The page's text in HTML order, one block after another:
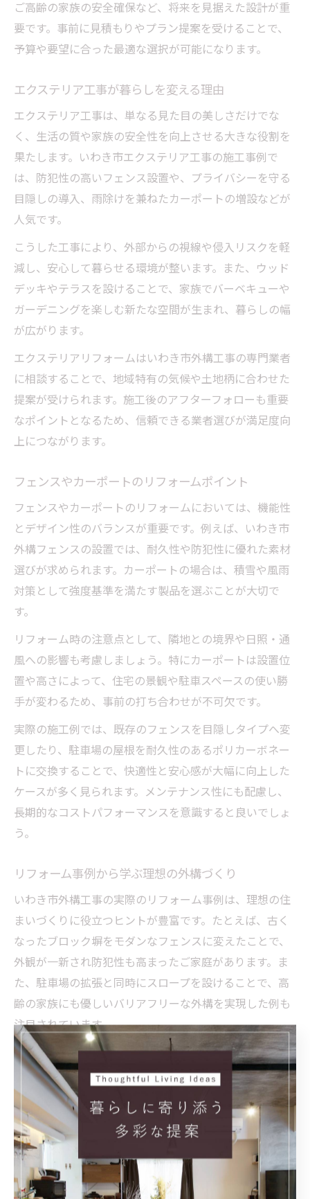
ご高齢の家族の安全確保など、将来を見据えた設計が重
要です。事前に見積もりやプラン提案を受けることで、
予算や要望に合った最適な選択が可能になります。
エクステリア工事が暮らしを変える理由
エクステリア工事は、単なる見た目の美しさだけでな
く、生活の質や家族の安全性を向上させる大きな役割を
果たします。いわき市エクステリア工事の施工事例で
は、防犯性の高いフェンス設置や、プライバシーを守る
目隠しの導入、雨除けを兼ねたカーポートの増設などが
人気です。
こうした工事により、外部からの視線や侵入リスクを軽
減し、安心して暮らせる環境が整います。また、ウッド
デッキやテラスを設けることで、家族でバーベキューや
ガーデニングを楽しむ新たな空間が生まれ、暮らしの幅
が広がります。
エクステリアリフォームはいわき市外構工事の専門業者
に相談することで、地域特有の気候や土地柄に合わせた
提案が受けられます。施工後のアフターフォローも重要
なポイントとなるため、信頼できる業者選びが満足度向
上につながります。
フェンスやカーポートのリフォームポイント
フェンスやカーポートのリフォームにおいては、機能性
とデザイン性のバランスが重要です。例えば、いわき市
外構フェンスの設置では、耐久性や防犯性に優れた素材
選びが求められます。カーポートの場合は、積雪や風雨
対策として強度基準を満たす製品を選ぶことが大切で
す。
リフォーム時の注意点として、隣地との境界や日照・通
風への影響も考慮しましょう。特にカーポートは設置位
置や高さによって、住宅の景観や駐車スペースの使い勝
手が変わるため、事前の打ち合わせが不可欠です。
実際の施工例では、既存のフェンスを目隠しタイプへ変
更したり、駐車場の屋根を耐久性のあるポリカーボネー
トに交換することで、快適性と安心感が大幅に向上した
ケースが多く見られます。メンテナンス性にも配慮し、
長期的なコストパフォーマンスを意識すると良いでしょ
う。
リフォーム事例から学ぶ理想の外構づくり
いわき市外構工事の実際のリフォーム事例は、理想の住
まいづくりに役立つヒントが豊富です。たとえば、古く
なったブロック塀をモダンなフェンスに変えたことで、
外観が一新され防犯性も高まったご家庭があります。ま
た、駐車場の拡張と同時にスロープを設けることで、高
齢の家族にも優しいバリアフリーな外構を実現した例も
注目されています。
成功事例の共通点は、家族の要望をしっかりヒアリング
し、ライフスタイルに合わせたオーダーメイドのプラン
を選択している点です。反対に、予算やデザインを十分
に検討せずに進めた場合、後から使い勝手に不満が出る
こともあるため注意が必要です。
リフォーム事例を参考にする際は、業者の提案力や施工
実績、アフターフォロー体制もチェックしましょう。無